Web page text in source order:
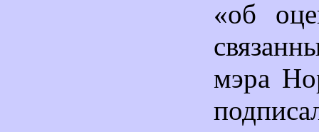
«об
мэра